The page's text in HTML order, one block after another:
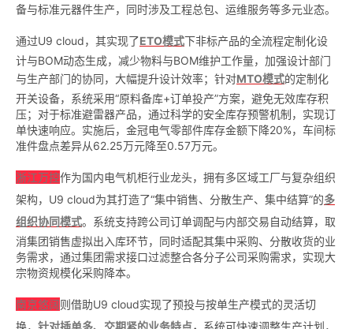
备与标准元器件生产，同时涉及工程总包、运维服务等多元业态。
通过U9 cloud，其实现了ETO模式下非标产品的全流程定制化设
计与BOM动态生成，减少物料与BOM维护工作量，加强设计部门
与生产部门的协同，大幅提升设计效率；针对MTO模式的定制化
开关设备，系统采用“原料备库+订单投产”方案，避免无效库存积
压；对于标准避雷器产品，通过科学的安全库存预警机制，实现订
单快速响应。实施后，金冠电气零部件库存金额下降20%，车间标
准件盘点差异从62.25万元降至0.57万元。
浙江万控作为国内电气机柜行业龙头，拥有多区域工厂与复杂组织
架构，U9 cloud为其打造了“集中销售、分散生产、集中结算”的多
组织协同模式。系统支持跨公司订单调配与内部交易自动结算，取
消集团销售虚拟出入库环节，同时适配其集中采购、分散收货的业
务需求，通过集团需求接口过滤整合各分子公司采购需求，实现大
宗物资规模化采购降本。
南京悠阔则借助U9 cloud实现了预投与按单生产模式的灵活切
换， 针对插单多、交期紧的业务特点， 系统可快速调整生产计划，